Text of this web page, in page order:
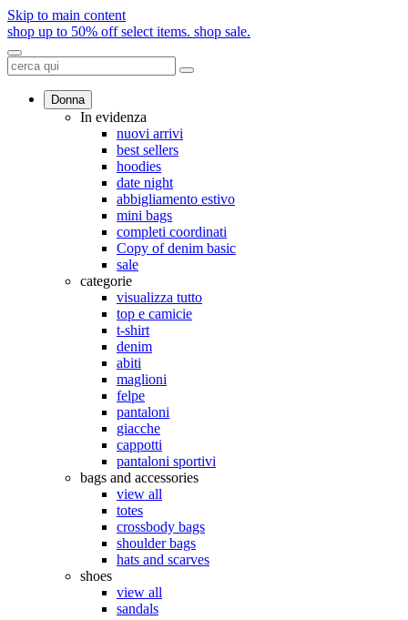
Skip to main content
shop up to 50% off select items. shop sale.
Donna
In evidenza
nuovi arrivi
best sellers
hoodies
date night
abbigliamento estivo
mini bags
completi coordinati
Copy of denim basic
sale
categorie
visualizza tutto
top e camicie
t-shirt
denim
abiti
maglioni
felpe
pantaloni
giacche
cappotti
pantaloni sportivi
bags and accessories
view all
totes
crossbody bags
shoulder bags
hats and scarves
shoes
view all
sandals